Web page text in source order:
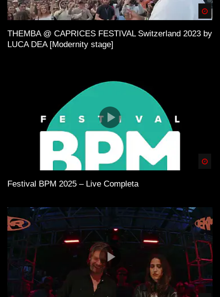
THEMBA @ CAPRICES FESTIVAL Switzerland 2023 by
LUCA DEA [Modernity stage]
Festival BPM 2025 – Live Completa